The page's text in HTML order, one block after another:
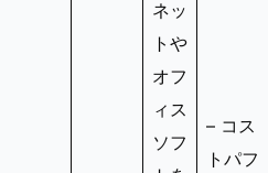
ネッ
トや
オフ
ィス
ソフ
– コス
トパフ